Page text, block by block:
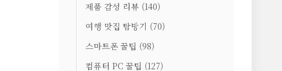
제품 감성 리뷰 (140)
여행 맛집 탐방기 (70)
스마트폰 꿀팁 (98)
컴퓨터 PC 꿀팁 (127)